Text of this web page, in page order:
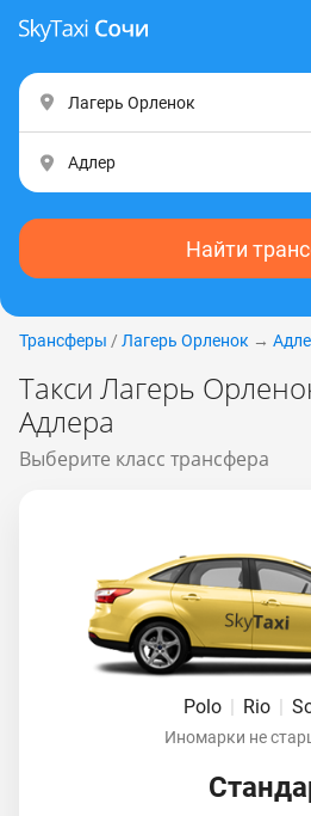
Найти
Трансферы / Лагерь Орленок →
Такси Лагерь
Адлера
Выберите класс трансфера
Polo | Rio |
Иномарки не